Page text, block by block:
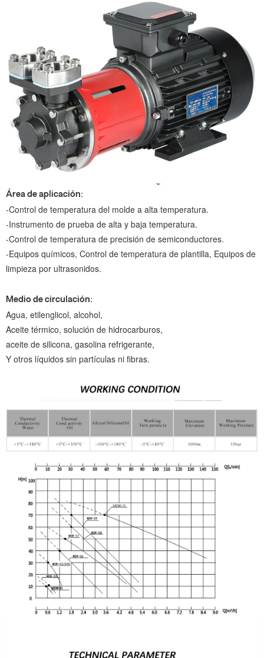
Área de aplicación:
-Control de temperatura del molde a alta temperatura.
-Instrumento de prueba de alta y baja temperatura.
-Control de temperatura de precisión de semiconductores.
-Equipos químicos, Control de temperatura de plantilla, Equipos de
limpieza por ultrasonidos.
Medio de circulación:
Agua, etilenglicol, alcohol,
Aceite térmico, solución de hidrocarburos,
aceite de silicona, gasolina refrigerante,
Y otros líquidos sin partículas ni fibras.